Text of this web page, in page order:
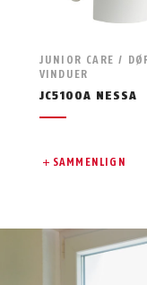
JUNIOR CARE /
VINDUER
JC5100A NESSA
SAMMENLIGN